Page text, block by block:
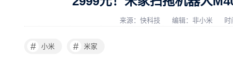
来源：快科技 编辑：非小米
# 小米 # 米家